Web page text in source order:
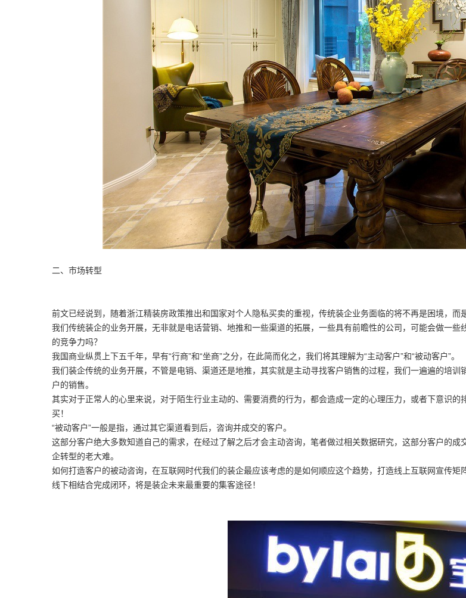
二、市场转型
前文已经说到，随着浙江精装房政策推出和国家对个人隐私买卖的重视，传统装企业务面临的将不再是困境，而
我们传统装企的业务开展，无非就是电话营销、地推和一些渠道的拓展，一些具有前瞻性的公司，可能会做一
的竞争力吗？
我国商业纵贯上下五千年，早有“行商”和“坐商”之分，在此简而化之，我们将其理解为“主动客户”和“被动客户”。
我们装企传统的业务开展，不管是电销、渠道还是地推，其实就是主动寻找客户销售的过程，我们一遍遍的培
户的销售。
其实对于正常人的心里来说，对于陌生行业主动的、需要消费的行为，都会造成一定的心理压力，或者下意识
买！
“被动客户”一般是指，通过其它渠道看到后，咨询并成交的客户。
这部分客户绝大多数知道自己的需求，在经过了解之后才会主动咨询，笔者做过相关数据研究，这部分客户的成
企转型的老大难。
如何打造客户的被动咨询，在互联网时代我们的装企最应该考虑的是如何顺应这个趋势，打造线上互联网宣传
线下相结合完成闭环，将是装企未来最重要的集客途径！